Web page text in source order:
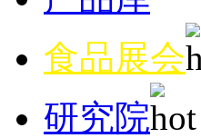
食品展会
研究院